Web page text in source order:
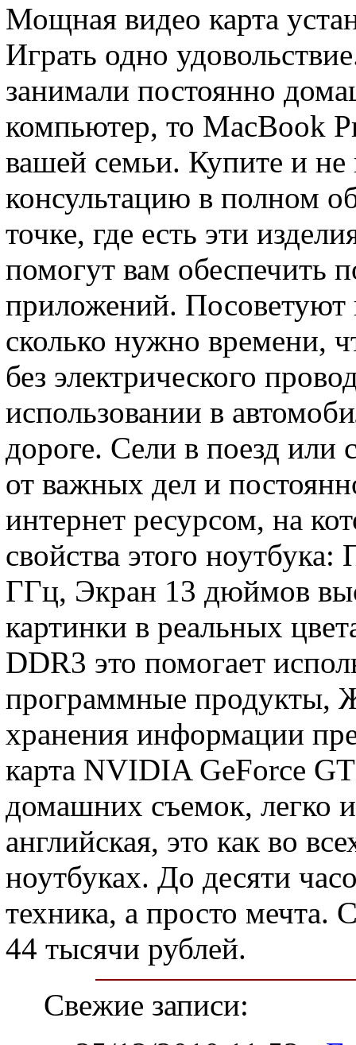
Мощная видео карта
Играть одно
занимали постоянно
компьютер, то MacBook
вашей семьи. Купите и
консультацию в полном
точке, где есть эти
помогут вам обеспечить
приложений. Посоветуют
сколько нужно времени,
без электрического
использовании в
дороге. Сели в поезд или
от важных дел и
интернет ресурсом, на
свойства этого
ГГц, Экран 13 дюймов
картинки в реальных
DDR3 это помогает
программные продукты,
хранения информации
карта NVIDIA GeForce
домашних съемок, легко
английская, это как во
ноутбуках. До десяти
техника, а просто мечта.
44 тысячи рублей.
Свежие записи: